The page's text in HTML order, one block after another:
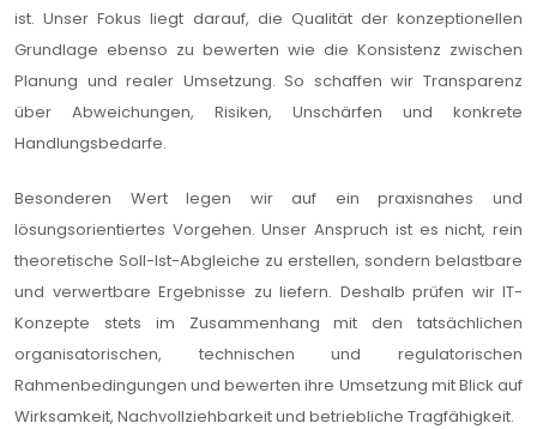
ist. Unser Fokus liegt darauf, die Qualität der konzeptionellen
Grundlage ebenso zu bewerten wie die Konsistenz zwischen
Planung und realer Umsetzung. So schaffen wir Transparenz
über Abweichungen, Risiken, Unschärfen und konkrete
Handlungsbedarfe.
Besonderen Wert legen wir auf ein praxisnahes und
lösungsorientiertes Vorgehen. Unser Anspruch ist es nicht, rein
theoretische Soll-Ist-Abgleiche zu erstellen, sondern belastbare
und verwertbare Ergebnisse zu liefern. Deshalb prüfen wir IT-
Konzepte stets im Zusammenhang mit den tatsächlichen
organisatorischen, technischen und regulatorischen
Rahmenbedingungen und bewerten ihre Umsetzung mit Blick auf
Wirksamkeit, Nachvollziehbarkeit und betriebliche Tragfähigkeit.